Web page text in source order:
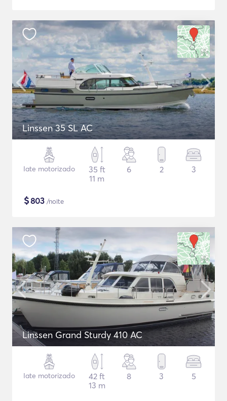
Linssen 35 SL AC
Iate motorizado
35 ft
11 m
6 2 3
$803 /noite
Linssen Grand Sturdy 410 AC
Iate motorizado
42 ft
13 m
8 3 5